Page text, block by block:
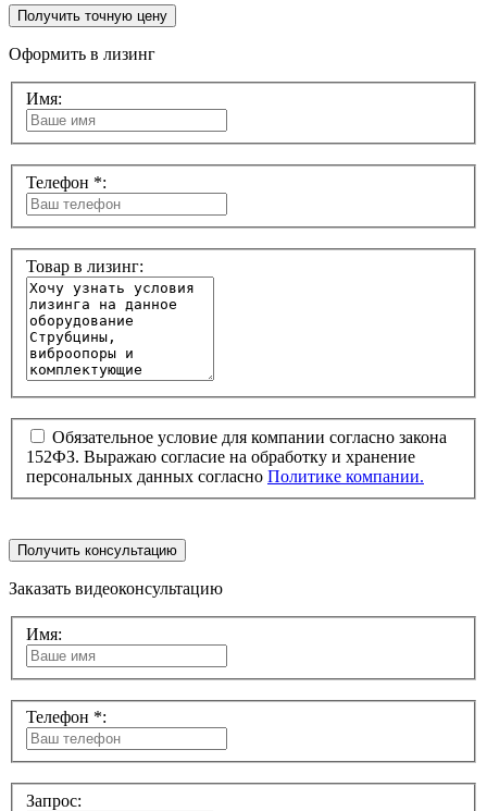
Получить точную цену
Оформить в лизинг
Имя:
Телефон *:
Товар в лизинг:
Обязательное условие для компании согласно закона
152ФЗ. Выражаю согласие на обработку и хранение
персональных данных согласно Политике компании.
Получить консультацию
Заказать видеоконсультацию
Имя:
Телефон *:
Запрос: